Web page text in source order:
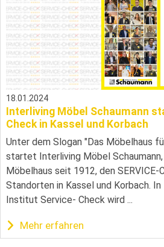
18.01.2024
Interliving Möbel Schaumann
Check in Kassel und Korbach
Unter dem Slogan "Das Möbelhaus
startet Interliving Möbel
Möbelhaus seit 1912, den SERVICE-
Standorten in Kassel und Korbach.
Institut Service- Check wird ...
Mehr erfahren